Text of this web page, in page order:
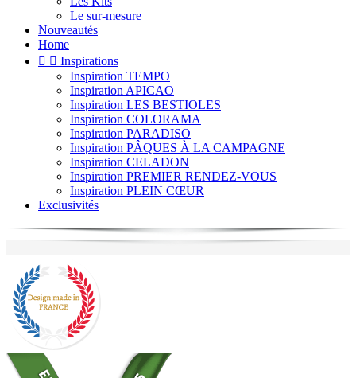
Le sur-mesure
Nouveautés
Home
  Inspirations
Inspiration TEMPO
Inspiration APICAO
Inspiration LES BESTIOLES
Inspiration COLORAMA
Inspiration PARADISO
Inspiration PÂQUES À LA CAMPAGNE
Inspiration CELADON
Inspiration PREMIER RENDEZ-VOUS
Inspiration PLEIN CŒUR
Exclusivités